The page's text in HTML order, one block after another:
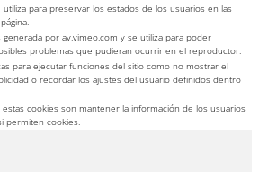
utiliza para preservar los estados de los usuarios en las
generada por av.vimeo.com y se utiliza para poder
problemas que pudieran ocurrir en el reproductor.
para ejecutar funciones del sitio como no mostrar el
o recordar los ajustes del usuario definidos dentro
estas cookies son mantener la información de los usuarios
permiten cookies.